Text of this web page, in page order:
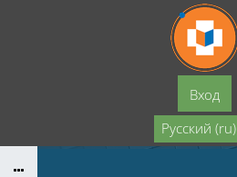
Перейти к основному содержанию
Вход
Русский ‎(ru)‎